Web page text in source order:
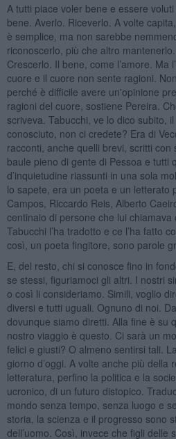
A tutti piace voler bene e essere
bene. Averlo. Riceverlo. A volte
è semplice, ma non sarebbe
riconoscerlo, più che altro
Crescerlo. Il bene, come l’amore. Ma
cuore e il cuore non sente ragioni.
perché è difficile avere un'opinione
ragioni del cuore, sostiene Pereira.
scriveva. Tabucchi, ve lo dico subito,
conosciuto, non ci credete? Era di
racconti, anche quelli brevi, scritti
baule pieno di gente di Pessoa e tutti
d’inquietudine riassunti in una sola
lo sapete, era un poeta e un letterato
Campos, Riccardo Reis, Alberto
centinaio di persone che lui chiamava
Tabucchi l’ha tradotto e ce l’ha fatto
così, un poeta fingitore, sono parole
E, del resto, chi si conosce fino in
se stessi, figuriamoci gli altri. I nostri
o così li consideriamo. Simili, voglio
diversi e tutti uguali. Ognuno di noi.
dovunque siamo diretti. Alla fine è su
nostro viaggio è questo. Ci sarà un
felici e giusti? O almeno sentirsi tali.
giorno d’oggi. A volte anche più della
letteratura, perfino la politica e la
ucronico, di un futuro distopico.
mondo senza tempo, senza luogo e
storia, la scienza e il progresso sono
dell’uomo. Così, invece che figli delle